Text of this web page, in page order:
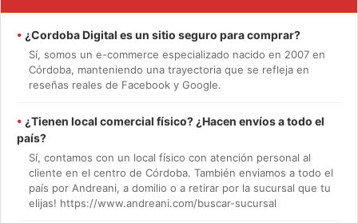
• ¿Cordoba Digital es un sitio seguro para comprar?
Sí, somos un e-commerce especializado nacido en 2007 en
Córdoba, manteniendo una trayectoria que se refleja en
reseñas reales de Facebook y Google.
• ¿Tienen local comercial físico? ¿Hacen envíos a todo el
país?
Sí, contamos con un local físico con atención personal al
cliente en el centro de Córdoba. También enviamos a todo el
país por Andreani, a domilio o a retirar por la sucursal que tu
elijas! https://www.andreani.com/buscar-sucursal